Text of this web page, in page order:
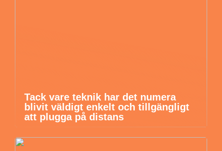
Tack vare teknik har det numera
blivit väldigt enkelt och tillgängligt
att plugga på distans